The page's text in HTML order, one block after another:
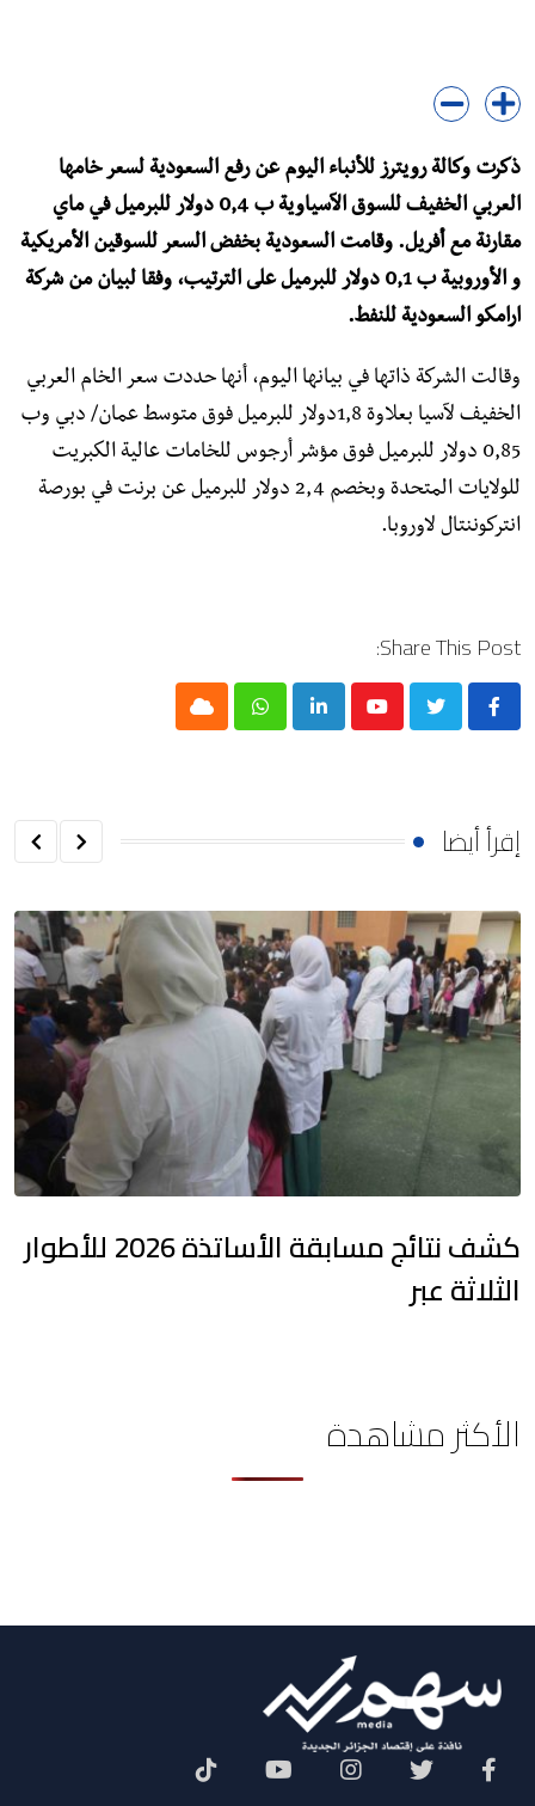
ذكرت وكالة رويترز للأنباء اليوم عن رفع السعودية لسعر خامها
العربي الخفيف للسوق الآسياوية ب 0,4 دولار للبرميل في ماي
مقارنة مع أفريل. وقامت السعودية بخفض السعر للسوقين الأمريكية
و الأوروبية ب 0,1 دولار للبرميل على الترتيب، وفقا لبيان من شركة
ارامكو السعودية للنفط.
وقالت الشركة ذاتها في بيانها اليوم، أنها حددت سعر الخام العربي
الخفيف لآسيا بعلاوة 1,8دولار للبرميل فوق متوسط عمان/ دبي وب
0,85 دولار للبرميل فوق مؤشر أرجوس للخامات عالية الكبريت
للولايات المتحدة وبخصم 2,4 دولار للبرميل عن برنت في بورصة
انتركوننتال لاوروبا.
Share This Post:
Youtube
LinkedIn
Whatsapp
Cloud
إقرأ أيضا
كشف نتائج مسابقة الأساتذة 2026 للأطوار
الثلاثة عبر
الأكثر مشاهدة